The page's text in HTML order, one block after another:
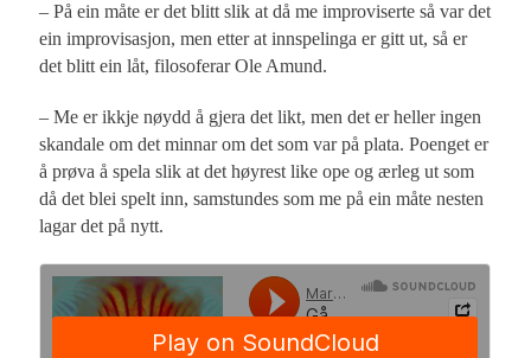
– På ein måte er det blitt slik at då me improviserte så var det
ein improvisasjon, men etter at innspelinga er gitt ut, så er
det blitt ein låt, filosoferar Ole Amund.
– Me er ikkje nøydd å gjera det likt, men det er heller ingen
skandale om det minnar om det som var på plata. Poenget er
å prøva å spela slik at det høyrest like ope og ærleg ut som
då det blei spelt inn, samstundes som me på ein måte nesten
lagar det på nytt.